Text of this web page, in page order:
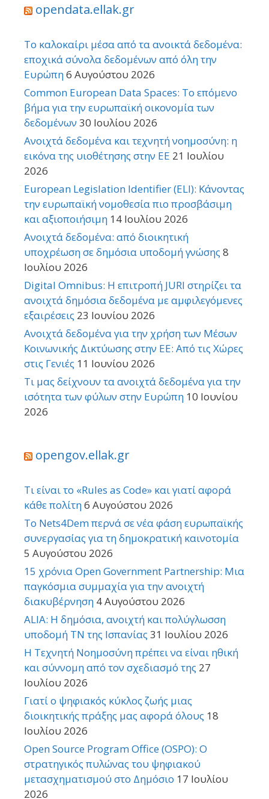
opendata.ellak.gr
Το καλοκαίρι μέσα από τα ανοικτά δεδομένα:
εποχικά σύνολα δεδομένων από όλη την
Ευρώπη6 Αυγούστου 2026
Common European Data Spaces: Το επόμενο
βήμα για την ευρωπαϊκή οικονομία των
δεδομένων 30 Ιουλίου 2026
Ανοιχτά δεδομένα και τεχνητή νοημοσύνη: η
εικόνα της υιοθέτησης στην ΕΕ 21 Ιουλίου
2026
European Legislation Identifier (ELI): Κάνοντας
την ευρωπαϊκή νομοθεσία πιο προσβάσιμη
και αξιοποιήσιμη 14 Ιουλίου 2026
Ανοιχτά δεδομένα: από διοικητική
υποχρέωση σε δημόσια υποδομή γνώσης 8
Ιουλίου 2026
Digital Omnibus: Η επιτροπή JURI στηρίζει τα
ανοιχτά δημόσια δεδομένα με αμφιλεγόμενες
εξαιρέσεις 23 Ιουνίου 2026
Ανοιχτά δεδομένα για την χρήση των Μέσων
Κοινωνικής Δικτύωσης στην ΕΕ: Από τις Χώρες
στις Γενιές 11 Ιουνίου 2026
Τι μας δείχνουν τα ανοιχτά δεδομένα για την
ισότητα των φύλων στην Ευρώπη 10 Ιουνίου
2026
opengov.ellak.gr
Τι είναι το «Rules as Code» και γιατί αφορά
κάθε πολίτη6 Αυγούστου 2026
Το Nets4Dem περνά σε νέα φάση ευρωπαϊκής
συνεργασίας για τη δημοκρατική καινοτομία
5 Αυγούστου 2026
15 χρόνια Open Government Partnership: Μια
παγκόσμια συμμαχία για την ανοιχτή
διακυβέρνηση 4 Αυγούστου 2026
ALIA: Η δημόσια, ανοιχτή και πολύγλωσση
υποδομή ΤΝ της Ισπανίας 31 Ιουλίου 2026
Η Τεχνητή Νοημοσύνη πρέπει να είναι ηθική
και σύννομη από τον σχεδιασμό της 27
Ιουλίου 2026
Γιατί ο ψηφιακός κύκλος ζωής μιας
διοικητικής πράξης μας αφορά όλους 18
Ιουλίου 2026
Open Source Program Office (OSPO): Ο
στρατηγικός πυλώνας του ψηφιακού
μετασχηματισμού στο Δημόσιο 17 Ιουλίου
2026